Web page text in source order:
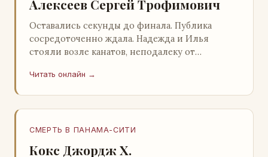
Алексеев Сергей Трофимович
Оставались секунды до финала. Публика
сосредоточенно ждала. Надежда и Илья
стояли возле канатов, неподалеку от
прочей публики, …
Читать онлайн →
СМЕРТЬ В ПАНАМА-СИТИ
Кокс Джордж Х.